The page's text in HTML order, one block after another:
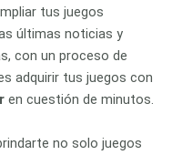
tus juegos
últimas noticias y
con un proceso de
adquirir tus juegos con
en cuestión de minutos.
no solo juegos